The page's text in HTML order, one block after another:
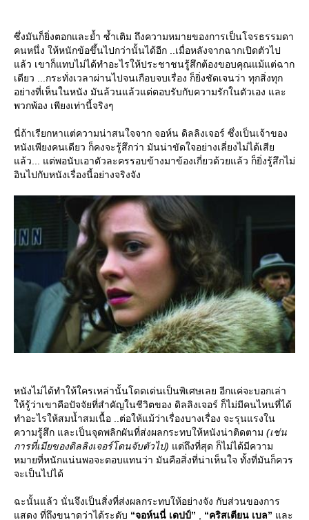
ซึ่งมันก็ยิ่งตอกและย้ำ ซ้ำเติม ถึงความหมายของการเป็นโจรธรรมดา
คนหนึ่ง ให้หนักข้อขึ้นไปกว่านั้นได้อีก ..เมื่อหลังจากฉากเปิดตัวไป
ล้ว เขาก็แทบไม่ได้ทำอะไรให้ประชาชนรู้สึกต้องขอบคุณแม้แต่ฉาก
เดียว ...กระทั่งเวลาผ่านไปจนเกือบจบเรื่อง ก็ยิ่งชัดเจนว่า ทุกสิ่งทุก
อย่างที่เห็นในหนัง มันล้วนแล้วแต่ตอบรับกับความรักในตัวเอง และ
พวกพ้อง เพียงเท่านี้จริงๆ
นี่ถ้าเรียกหาแต่ความน่าสนใจจาก จอห์น ดิลลิงเจอร์ ซึ่งเป็นเจ้าของ
หนังเพียงคนเดียว ก็คงจะรู้สึกว่า มันน่าขัดใจอย่างเลี่ยงไม่ได้เสี
ล้ว... แต่พอนับเอาตัวละครรอบข้างมาข้องเกี่ยวด้วยแล้ว ก็ยิ่งรู้สึกไม่
อินไปกับหนังเรื่องนี้อย่างจริงจัง
หนังไม่ได้ทำให้ใครเหล่านั้นโดดเด่นเป็นพิเศษเลย อีกแค่จะบอกเล่า
ห้รู้ว่าเขาคือปัจจัยที่สำคัญในชีวิตของ ดิลลิงเจอร์ ก็ไม่มีคนไหนที่ได้
ทำอะไรให้สมน้ำสมเนื้อ ..ต่อให้แม้ว่าเรื่องบางเรื่อง จะรุนแรงใน
ความรู้สึก และเป็นจุดพลิกผันที่ส่งผลกระทบให้หนังน่าติดตาม (เช่น
การที่เมียของดิลลิงเจอร์โดนจับตัวไป) ต่ถึงที่สุด ก็ไม่ได้มีความ
หมายที่หนักแน่นพอจะตอบแทนว่า มันคือสิ่งที่น่าเห็นใจ ทั้งที่มันก็ควร
จะเป็นไปได้
ฉะนั้นแล้ว นั่นจึงเป็นสิ่งที่ส่งผลกระทบให้อย่างจัง กับส่วนของการ
สดง ที่ถึงขนาดว่าได้ระดับ “จอห์นนี่ เดปป์” “คริสเตียน เบล” ละ